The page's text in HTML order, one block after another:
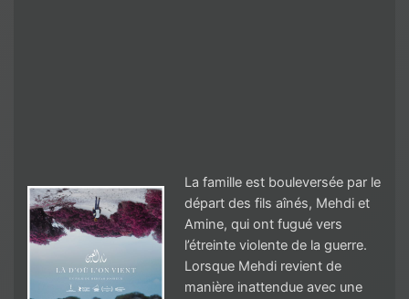
La famille est bouleversée par le
départ des fils aînés, Mehdi et
Amine, qui ont fugué vers
l’étreinte violente de la guerre.
Lorsque Mehdi revient de
manière inattendue avec une